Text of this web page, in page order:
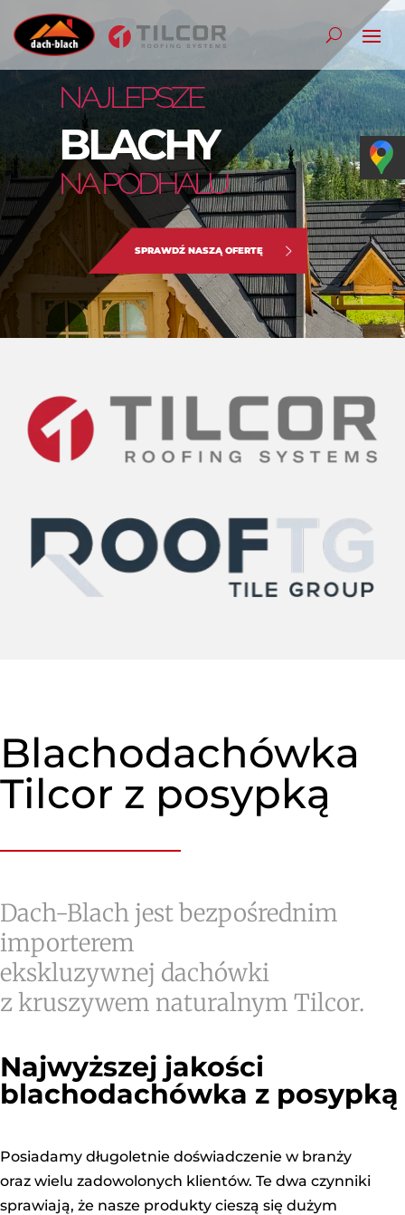
BLACHY
NA PODHALU
SPRAWDŹ NASZĄ OFERTĘ
NAJLEPSZE
Blachodachówka
Tilcor z posypką
Dach-Blach jest bezpośrednim
importerem
ekskluzywnej dachówki
z kruszywem naturalnym Tilcor.
Najwyższej jakości
blachodachówka z posypką
Posiadamy długoletnie doświadczenie w branży
oraz wielu zadowolonych klientów. Te dwa czynniki
sprawiają, że nasze produkty cieszą się dużym